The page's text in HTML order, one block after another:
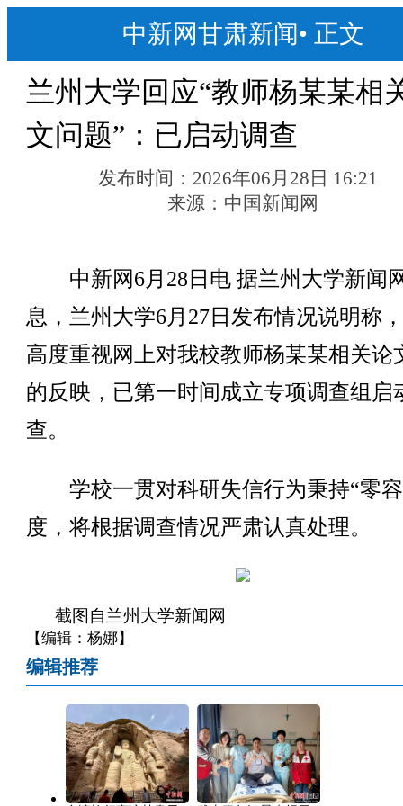
中新网甘肃新闻• 正文
兰州大学回应“教师杨某某相
文问题”：已启动调查
发布时间： 2026年06月28日 16:21
来源： 中国新闻网
中新网6月28日电 据兰州大学新闻
息，兰州大学6月27日发布情况说明称
高度重视网上对我校教师杨某某相关论
的反映，已第一时间成立专项调查组启
查。
学校一贯对科研失信行为秉持“零容
度，将根据调查情况严肃认真处理。
截图自兰州大学新闻网
【编辑：杨娜】
编辑推荐